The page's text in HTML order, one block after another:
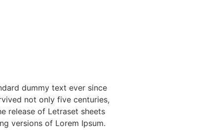
dummy text ever since
not only five centuries,
release of Letraset sheets
versions of Lorem Ipsum.